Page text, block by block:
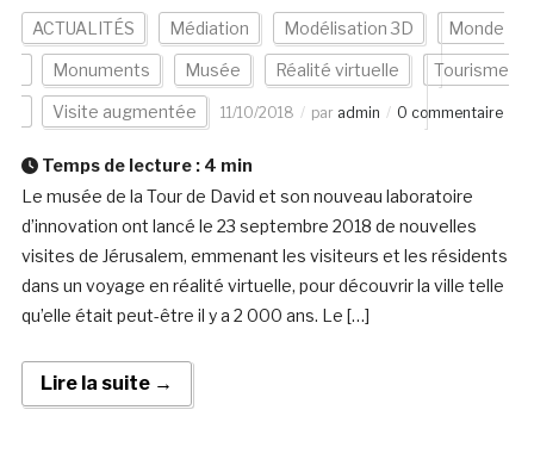
ACTUALITÉS Médiation Modélisation 3D Monde
Monuments Musée Réalité virtuelle Tourisme
Visite augmentée 11/10/2018 par admin 0 commentaire
Temps de lecture : 4 min
Le musée de la Tour de David et son nouveau laboratoire
d’innovation ont lancé le 23 septembre 2018 de nouvelles
visites de Jérusalem, emmenant les visiteurs et les résidents
dans un voyage en réalité virtuelle, pour découvrir la ville telle
qu’elle était peut-être il y a 2 000 ans. Le […]
Lire la suite →